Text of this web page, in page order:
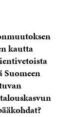
kautta
Suomeen